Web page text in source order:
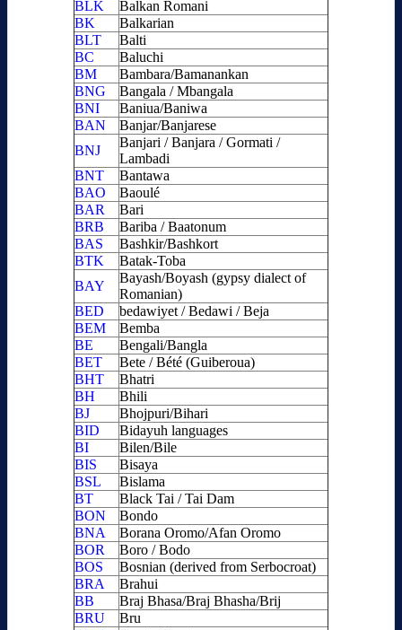
BLK
Balkan Romani
BK
Balkarian
BLT
Balti
BC
Baluchi
BM
Bambara/Bamanankan
BNG
Bangala / Mbangala
BNI
Baniua/Baniwa
BAN
Banjar/Banjarese
BNJ
Banjari / Banjara / Gormati /
Lambadi
BNT
Bantawa
BAO
Baoulé
BAR
Bari
BRB
Bariba / Baatonum
BAS
Bashkir/Bashkort
BTK
Batak-Toba
BAY
Bayash/Boyash (gypsy dialect of
Romanian)
BED
bedawiyet / Bedawi / Beja
BEM
Bemba
BE
Bengali/Bangla
BET
Bete / Bété (Guiberoua)
BHT
Bhatri
BH
Bhili
BJ
Bhojpuri/Bihari
BID
Bidayuh languages
BI
Bilen/Bile
BIS
Bisaya
BSL
Bislama
BT
Black Tai / Tai Dam
BON
Bondo
BNA
Borana Oromo/Afan Oromo
BOR
Boro / Bodo
BOS
Bosnian (derived from Serbocroat)
BRA
Brahui
BB
Braj Bhasa/Braj Bhasha/Brij
BRU
Bru